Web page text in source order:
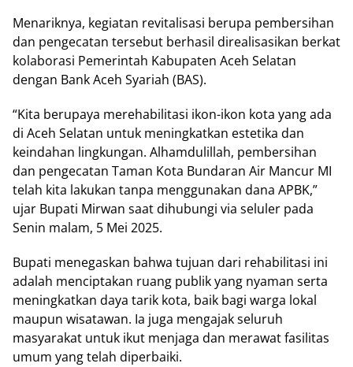
Menariknya, kegiatan revitalisasi berupa pembersihan
dan pengecatan tersebut berhasil direalisasikan berkat
kolaborasi Pemerintah Kabupaten Aceh Selatan
dengan Bank Aceh Syariah (BAS).
“Kita berupaya merehabilitasi ikon-ikon kota yang ada
di Aceh Selatan untuk meningkatkan estetika dan
keindahan lingkungan. Alhamdulillah, pembersihan
dan pengecatan Taman Kota Bundaran Air Mancur MI
telah kita lakukan tanpa menggunakan dana APBK,”
ujar Bupati Mirwan saat dihubungi via seluler pada
Senin malam, 5 Mei 2025.
Bupati menegaskan bahwa tujuan dari rehabilitasi ini
adalah menciptakan ruang publik yang nyaman serta
meningkatkan daya tarik kota, baik bagi warga lokal
maupun wisatawan. Ia juga mengajak seluruh
masyarakat untuk ikut menjaga dan merawat fasilitas
umum yang telah diperbaiki.